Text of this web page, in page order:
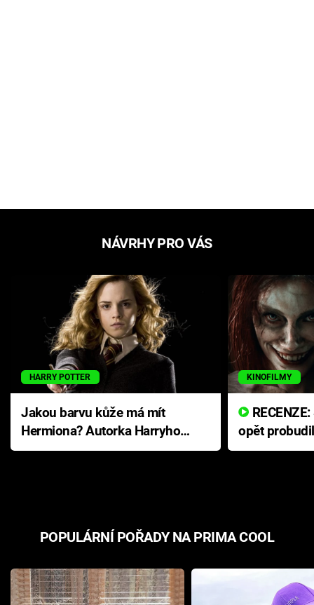
NÁVRHY PRO VÁS
HARRY POTTER
Jakou barvu kůže má mít
Hermiona? Autorka Harryho
Pottera přišla s ráznou
KINOFILMY
opět
přichází s
POPULÁRNÍ POŘADY NA PRIMA COOL